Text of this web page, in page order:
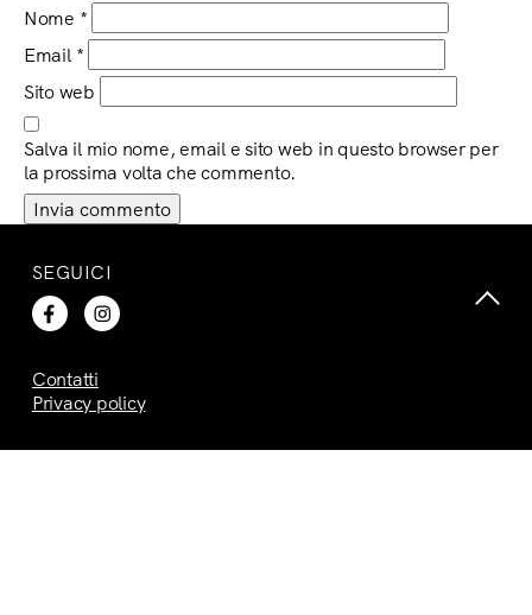
Nome *
Email *
Sito web
Salva il mio nome, email e sito web in questo browser per
la prossima volta che commento.
SEGUICI
Contatti
Privacy policy